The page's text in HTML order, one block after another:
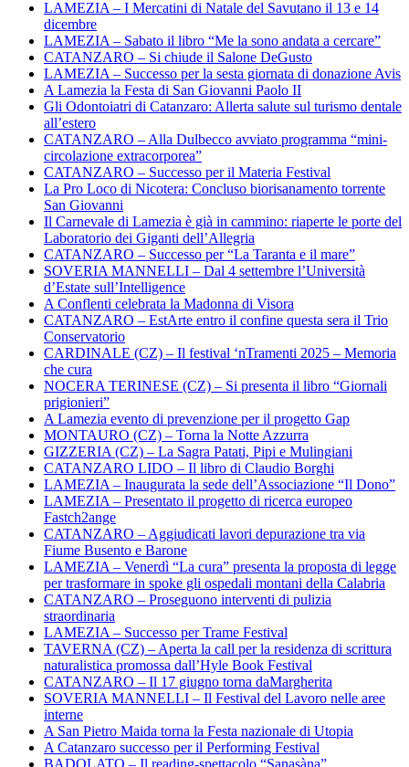
LAMEZIA – I Mercatini di Natale del Savutano il 13 e 14
dicembre
LAMEZIA – Sabato il libro “Me la sono andata a cercare”
CATANZARO – Si chiude il Salone DeGusto
LAMEZIA – Successo per la sesta giornata di donazione Avis
A Lamezia la Festa di San Giovanni Paolo II
Gli Odontoiatri di Catanzaro: Allerta salute sul turismo dentale
all’estero
CATANZARO – Alla Dulbecco avviato programma “mini-
circolazione extracorporea”
CATANZARO – Successo per il Materia Festival
La Pro Loco di Nicotera: Concluso biorisanamento torrente
San Giovanni
Il Carnevale di Lamezia è già in cammino: riaperte le porte del
Laboratorio dei Giganti dell’Allegria
CATANZARO – Successo per “La Taranta e il mare”
SOVERIA MANNELLI – Dal 4 settembre l’Università
d’Estate sull’Intelligence
A Conflenti celebrata la Madonna di Visora
CATANZARO – EstArte entro il confine questa sera il Trio
Conservatorio
CARDINALE (CZ) – Il festival ‘nTramenti 2025 – Memoria
che cura
NOCERA TERINESE (CZ) – Si presenta il libro “Giornali
prigionieri”
A Lamezia evento di prevenzione per il progetto Gap
MONTAURO (CZ) – Torna la Notte Azzurra
GIZZERIA (CZ) – La Sagra Patati, Pipi e Mulingiani
CATANZARO LIDO – Il libro di Claudio Borghi
LAMEZIA – Inaugurata la sede dell’Associazione “Il Dono”
LAMEZIA – Presentato il progetto di ricerca europeo
Fastch2ange
CATANZARO – Aggiudicati lavori depurazione tra via
Fiume Busento e Barone
LAMEZIA – Venerdì “La cura” presenta la proposta di legge
per trasformare in spoke gli ospedali montani della Calabria
CATANZARO – Proseguono interventi di pulizia
straordinaria
LAMEZIA – Successo per Trame Festival
TAVERNA (CZ) – Aperta la call per la residenza di scrittura
naturalistica promossa dall’Hyle Book Festival
CATANZARO – Il 17 giugno torna daMargherita
SOVERIA MANNELLI – Il Festival del Lavoro nelle aree
interne
A San Pietro Maida torna la Festa nazionale di Utopia
A Catanzaro successo per il Performing Festival
BADOLATO – Il reading-spettacolo “Sanasàna”